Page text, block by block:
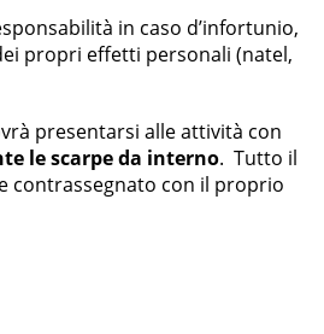
in caso d’infortunio,
propri effetti personali (natel,
presentarsi alle attività con
le scarpe da interno. Tutto il
contrassegnato con il proprio